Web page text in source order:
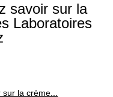
savoir sur la
Laboratoires
sur la crème...